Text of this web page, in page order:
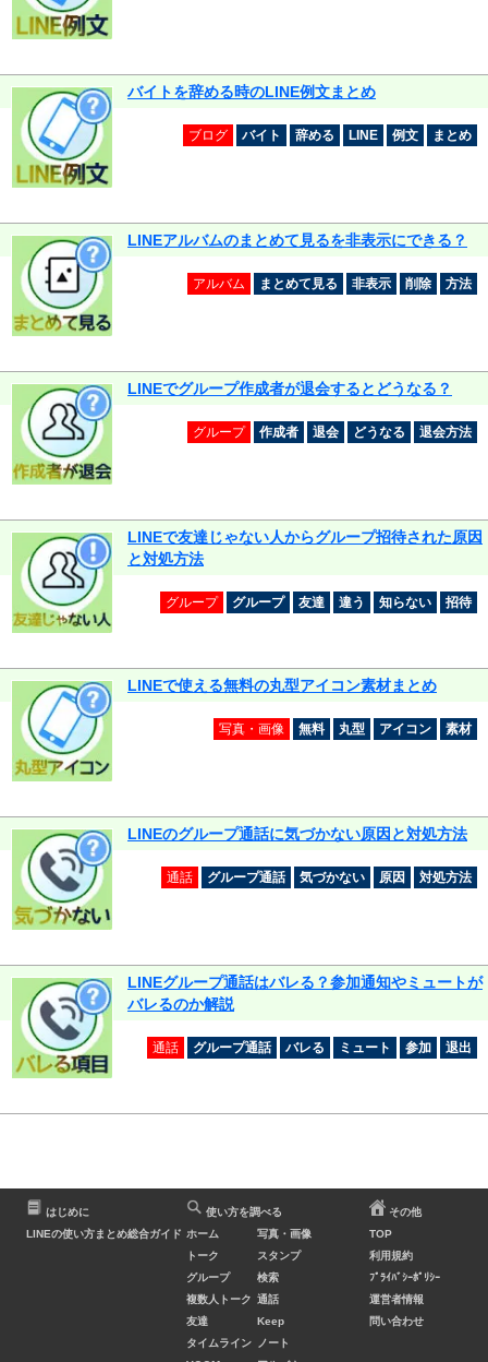
バイトを辞める時のLINE例文まとめ
ブログ バイト 辞める LINE 例文 まとめ
LINEアルバムのまとめて見るを非表示にできる？
アルバム まとめて見る 非表示 削除 方法
LINEでグループ作成者が退会するとどうなる？
グループ 作成者 退会 どうなる 退会方法
LINEで友達じゃない人からグループ招待された原因
と対処方法
グループ グループ 友達 違う 知らない 招待
LINEで使える無料の丸型アイコン素材まとめ
写真・画像 無料 丸型 アイコン 素材
LINEのグループ通話に気づかない原因と対処方法
通話 グループ通話 気づかない 原因 対処方法
LINEグループ通話はバレる？参加通知やミュートが
バレるのか解説
通話 グループ通話 バレる ミュート 参加 退出
はじめに
LINEの使い方まとめ総合ガイド
使い方を調べる
ホーム
トーク
グループ
複数人トーク
友達
タイムライン
写真・画像
スタンプ
検索
通話
Keep
ノート
その他
TOP
利用規約
ﾌﾟﾗｲﾊﾞｼｰﾎﾟﾘｼｰ
運営者情報
問い合わせ